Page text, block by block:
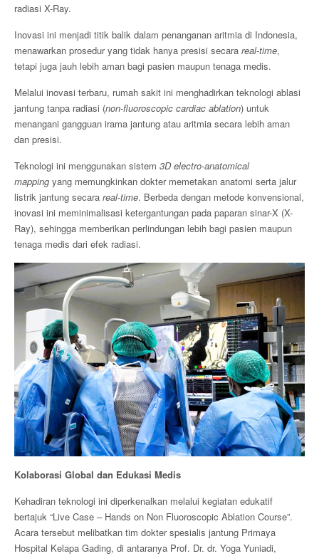
radiasi X-Ray.
Inovasi ini menjadi titik balik dalam penanganan aritmia di Indonesia,
menawarkan prosedur yang tidak hanya presisi secara real-time,
tetapi juga jauh lebih aman bagi pasien maupun tenaga medis.
Melalui inovasi terbaru, rumah sakit ini menghadirkan teknologi ablasi
jantung tanpa radiasi (non-fluoroscopic cardiac ablation) untuk
menangani gangguan irama jantung atau aritmia secara lebih aman
dan presisi.
Teknologi ini menggunakan sistem 3D electro-anatomical
mapping yang memungkinkan dokter memetakan anatomi serta jalur
listrik jantung secara real-time. Berbeda dengan metode konvensional,
inovasi ini meminimalisasi ketergantungan pada paparan sinar-X (X-
Ray), sehingga memberikan perlindungan lebih bagi pasien maupun
tenaga medis dari efek radiasi.
Kolaborasi Global dan Edukasi Medis
Kehadiran teknologi ini diperkenalkan melalui kegiatan edukatif
bertajuk “Live Case – Hands on Non Fluoroscopic Ablation Course”.
Acara tersebut melibatkan tim dokter spesialis jantung Primaya
Hospital Kelapa Gading, di antaranya Prof. Dr. dr. Yoga Yuniadi,